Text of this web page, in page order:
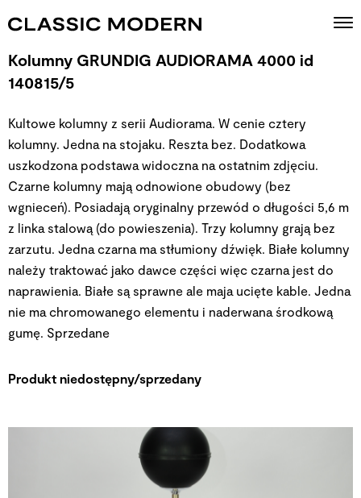
Kolumny GRUNDIG AUDIORAMA 4000 id
140815/5
Kultowe kolumny z serii Audiorama. W cenie cztery
kolumny. Jedna na stojaku. Reszta bez. Dodatkowa
uszkodzona podstawa widoczna na ostatnim zdjęciu.
Czarne kolumny mają odnowione obudowy (bez
wgnieceń). Posiadają oryginalny przewód o długości 5,6 m
z linka stalową (do powieszenia). Trzy kolumny grają bez
zarzutu. Jedna czarna ma stłumiony dźwięk. Białe kolumny
należy traktować jako dawce części więc czarna jest do
naprawienia. Białe są sprawne ale maja ucięte kable. Jedna
nie ma chromowanego elementu i naderwana środkową
gumę. Sprzedane
Produkt niedostępny/sprzedany